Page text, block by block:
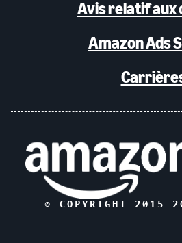
Avis relatif aux
Amazon Ads
© COPYRIGHT 2015-